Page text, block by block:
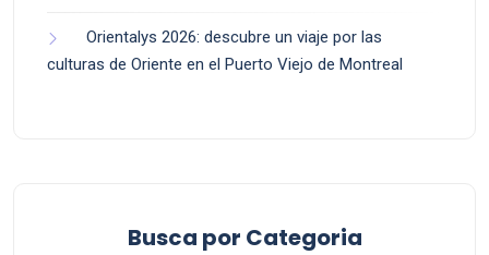
Orientalys 2026: descubre un viaje por las
culturas de Oriente en el Puerto Viejo de Montreal
Busca por Categoria